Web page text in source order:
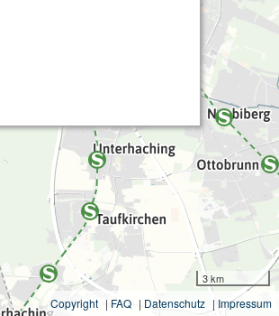
3 km
Copyright | FAQ | Datenschutz | Impressum